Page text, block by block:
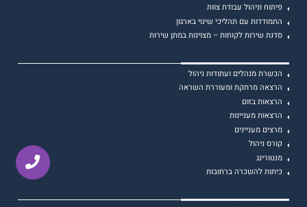
פיתוח וניהול עבודת צוות
התמודדות עם תהליכי שינוי בארגון
סדנת שירות לקוחות – מצוינות במתן שירות
הכשרת מנהלים ועתודות ניהול
הרצאה מרתקת ומעוררת השראה
הרצאות בזום
הרצאות מעניינות
מרצים מעניינים
קורס ניהול
מנטורינג
כיתות להשכרה ברחובות